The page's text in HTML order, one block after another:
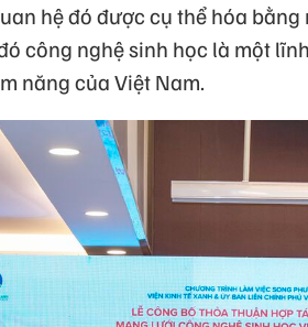
hệ đó được cụ thể hóa
công nghệ sinh học là một
năng của Việt Nam.